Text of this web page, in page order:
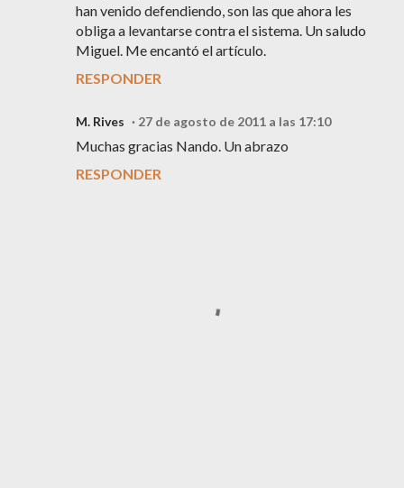
han venido defendiendo, son las que ahora les
obliga a levantarse contra el sistema. Un saludo
Miguel. Me encantó el artículo.
RESPONDER
M. Rives 27 de agosto de 2011 a las 17:10
Muchas gracias Nando. Un abrazo
RESPONDER